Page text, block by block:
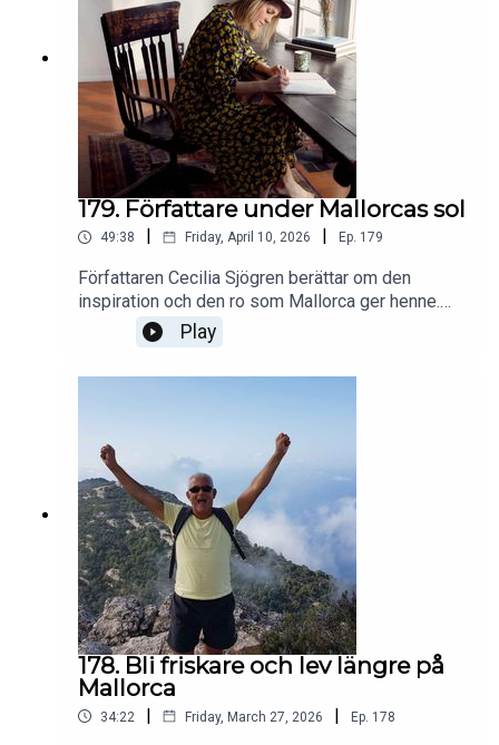
179. Författare under Mallorcas sol
49:38 Friday, April 10, 2026 Ep. 179
Författaren Cecilia Sjögren berättar om den
inspiration och den ro som Mallorca ger henne.
Catharina beklagar sig över bristande fantasi,
jagar busskort och stadsvandrar medan Helena
lyssnar på snuskiga poddar och tränar inför
Play
178. Bli friskare och lev längre på
Mallorca
34:22 | Friday, March 27, 2026 | Ep. 178